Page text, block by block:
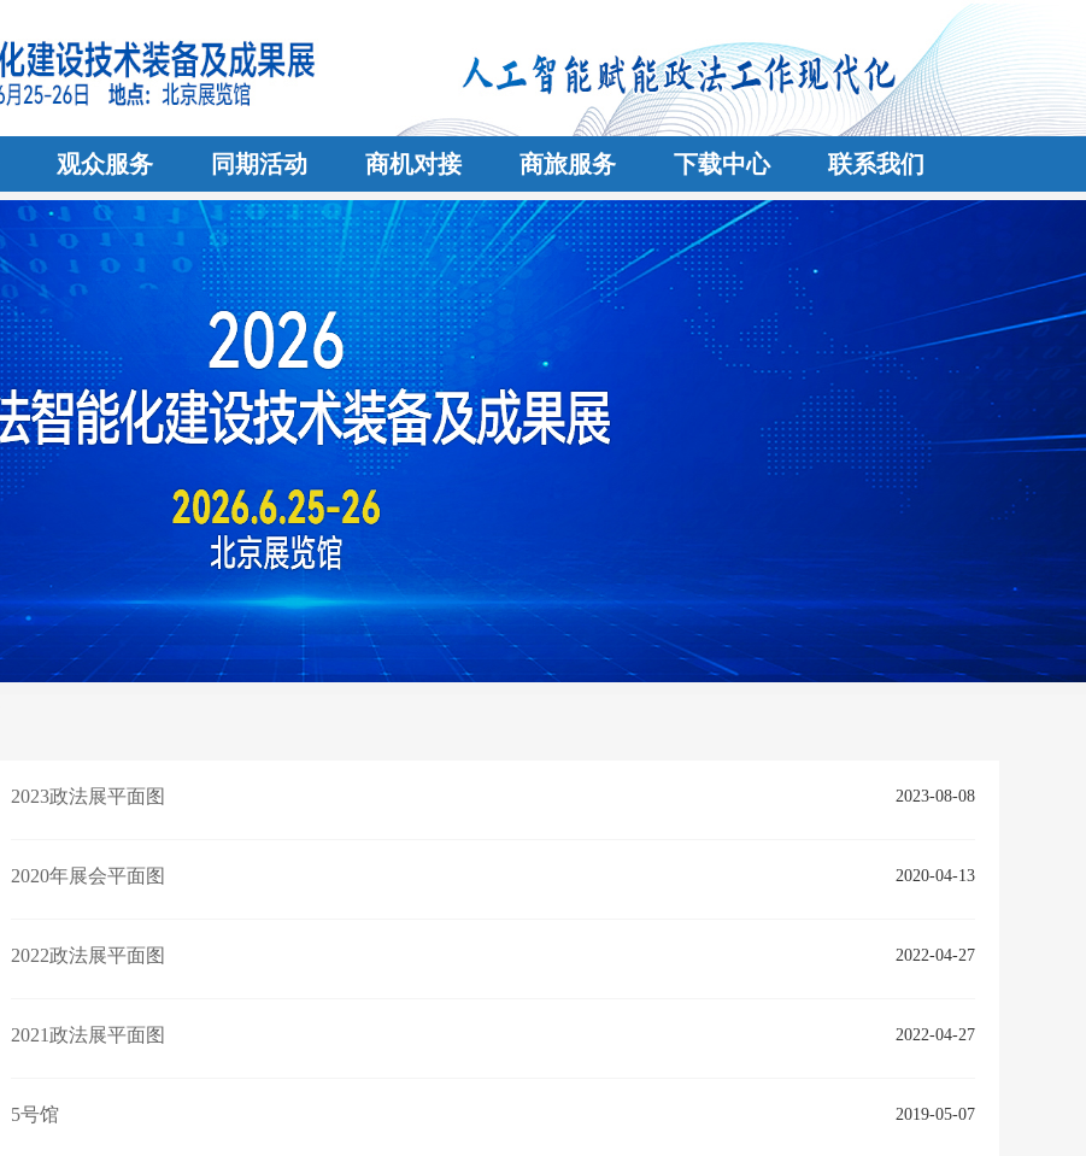
观众服务 同期活动 商机对接 商旅服务 下载中心 联系我们
2023政法展平面图 2023-08-08
2020年展会平面图 2020-04-13
2022政法展平面图 2022-04-27
2021政法展平面图 2022-04-27
5号馆 2019-05-07